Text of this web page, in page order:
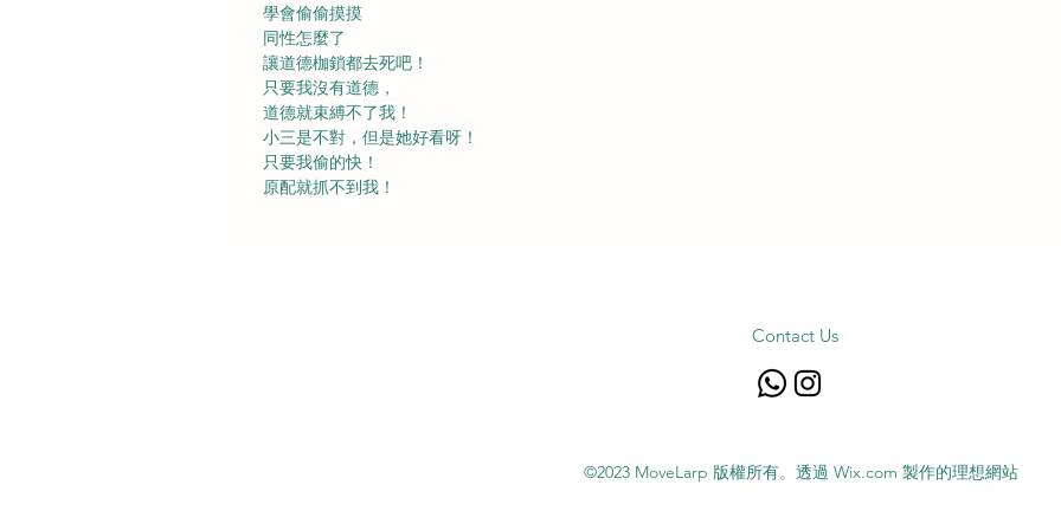
學會偷偷摸摸
同性怎麼了
讓道德枷鎖都去死吧！
只要我沒有道德，
道德就束縛不了我！
小三是不對，但是她好看呀！
只要我偷的快！
原配就抓不到我！
Contact Us
©2023 MoveLarp 版權所有。透過 Wix.com 製作的理想網站